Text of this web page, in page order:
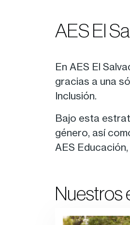
AES El
En AES El
gracias a una
Inclusión.
Bajo esta
género, así
AES
Nuestros